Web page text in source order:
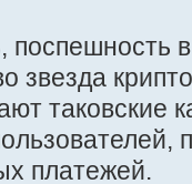
звезда
таковские
платежей.